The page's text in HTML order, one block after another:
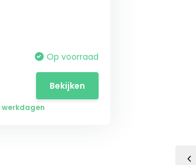
Op voorraad
Bekijken
werkdagen